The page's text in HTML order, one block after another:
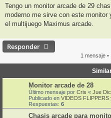
n
a
Tengo un monitor arcade de 29
moderno me sirve con este
el multijuego Maximus arcade.
Responder
1 mensaje •
Monitor arcade de 28
Último mensaje por Cris « Jue
Publicado en VIDEOS FLIPPERS
Respuestas: 6
Chasis arcade para